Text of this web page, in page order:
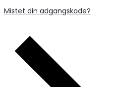
Mistet din adgangskode?